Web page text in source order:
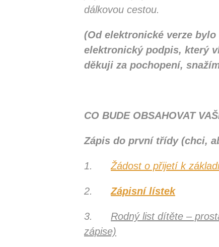
dálkovou cestou.
(Od elektronické verze
elektronický podpis, který
děkuji za pochopení,
CO BUDE OBSAHOVAT
Zápis do první třídy (chci,
1. Žádost o přijetí k
2.Zápisní lístek
3. Rodný list dítěte –
zápise)